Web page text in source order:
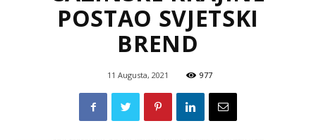
POSTAO SVJETSKI
BREND
11 Augusta, 2021 977